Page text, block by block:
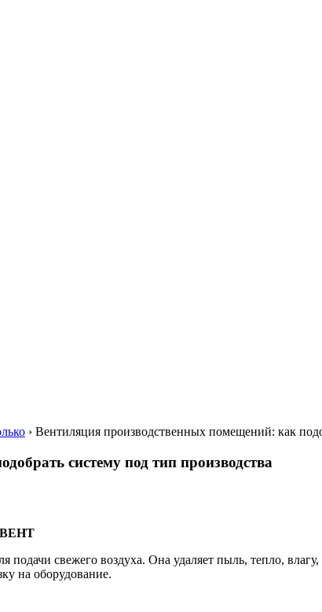
› Вентиляция производственных помещений: как
систему под тип производства
ВЕНТ
свежего воздуха. Она удаляет пыль, тепло,
на оборудование.